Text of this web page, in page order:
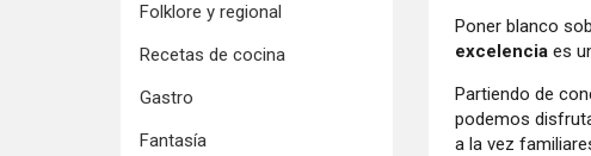
Folklore y regional
Recetas de cocina
Gastro
Fantasía
Poner blanco
excelenciaes
Partiendo de
podemos
a la vez